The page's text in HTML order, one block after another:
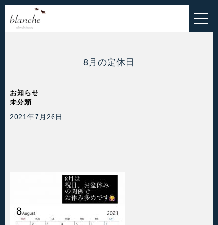
HOME
ESTHETIC MENU
ALL MENU
ご予約・お問い合わせこちら
8月の定休日
お知らせ
未分類
2021年7月26日